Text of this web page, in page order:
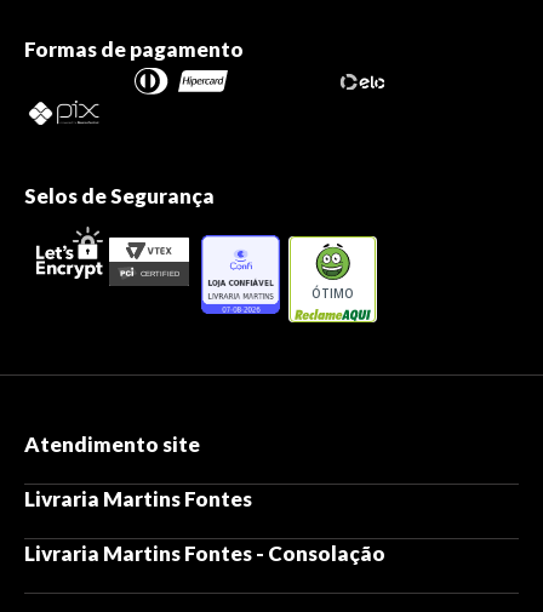
Formas de pagamento
Selos de Segurança
ÓTIMO
Atendimento site
Livraria Martins Fontes
Livraria Martins Fontes - Consolação